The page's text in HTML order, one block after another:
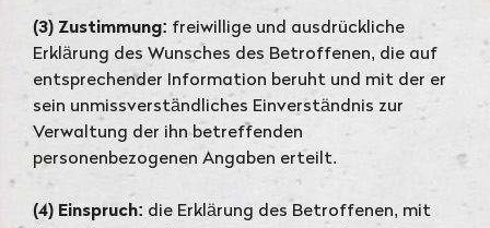
(3) Zustimmung: freiwillige und ausdrückliche
Erklärung des Wunsches des Betroffenen, die auf
entsprechender Information beruht und mit der er
sein unmissverständliches Einverständnis zur
Verwaltung der ihn betreffenden
personenbezogenen Angaben erteilt.
(4) Einspruch: die Erklärung des Betroffenen, mit